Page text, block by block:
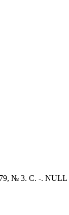
79, № 3. С. -. NULL